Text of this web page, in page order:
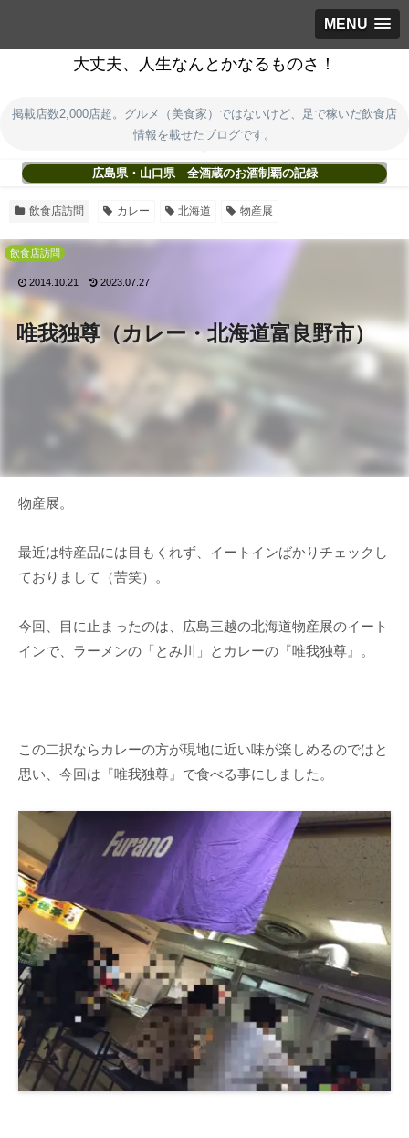
MENU
大丈夫、人生なんとかなるものさ！
掲載店数2,000店超。グルメ（美食家）ではないけど、足で稼いだ飲食店
情報を載せたブログです。
広島県・山口県 全酒蔵のお酒制覇の記録
飲食店訪問 カレー 北海道 物産展
唯我独尊（カレー・北海道富良野市）
飲食店訪問
2014.10.21 2023.07.27
物産展。
最近は特産品には目もくれず、イートインばかりチェックし
ておりまして（苦笑）。
今回、目に止まったのは、広島三越の北海道物産展のイート
インで、ラーメンの「とみ川」とカレーの『唯我独尊』。
この二択ならカレーの方が現地に近い味が楽しめるのではと
思い、今回は『唯我独尊』で食べる事にしました。